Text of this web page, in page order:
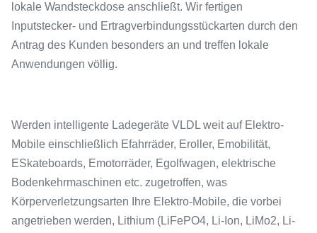
lokale Wandsteckdose anschließt. Wir fertigen
Inputstecker- und Ertragverbindungsstückarten durch den
Antrag des Kunden besonders an und treffen lokale
Anwendungen völlig.
Werden intelligente Ladegeräte VLDL weit auf Elektro-
Mobile einschließlich Efahrräder, Eroller, Emobilität,
ESkateboards, Emotorräder, Egolfwagen, elektrische
Bodenkehrmaschinen etc. zugetroffen, was
Körperverletzungsarten Ihre Elektro-Mobile, die vorbei
angetrieben werden, Lithium (LiFePO4, Li-Ion, LiMo2, Li-